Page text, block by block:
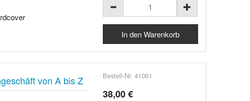
von A bis Z Bestell-Nr. 41061
38,00 €